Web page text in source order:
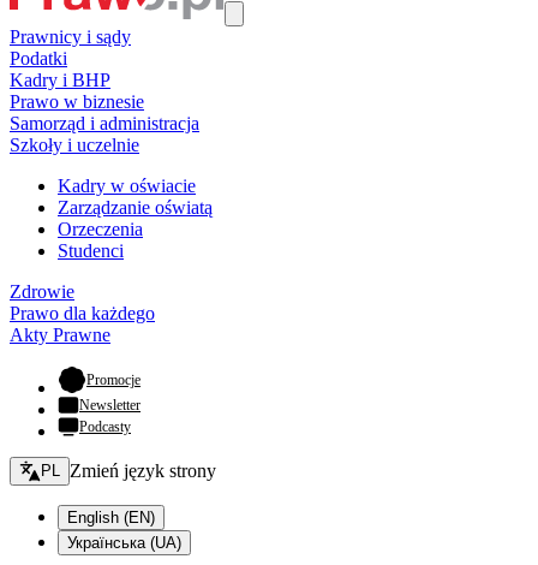
Prawnicy i sądy
Podatki
Kadry i BHP
Prawo w biznesie
Samorząd i administracja
Szkoły i uczelnie
Kadry w oświacie
Zarządzanie oświatą
Orzeczenia
Studenci
Zdrowie
Prawo dla każdego
Akty Prawne
Promocje- otwiera się w nowej karcie
Newsletter
Podcasty
Zmień język - bieżący:
PL Zmień język strony
English (EN)
Українська (UA)